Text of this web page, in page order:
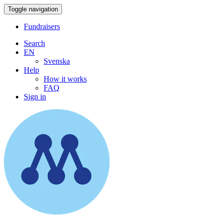
Toggle navigation
Fundraisers
Search
EN
Svenska
Help
How it works
FAQ
Sign in